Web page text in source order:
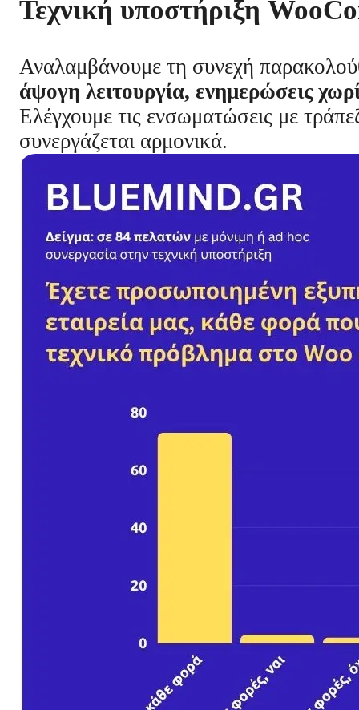
Τεχνική υποστήριξη
Αναλαμβάνουμε τη συνεχή
άψογη λειτουργία, ενημερώσεις
Ελέγχουμε τις ενσωματώσεις με
συνεργάζεται αρμονικά.